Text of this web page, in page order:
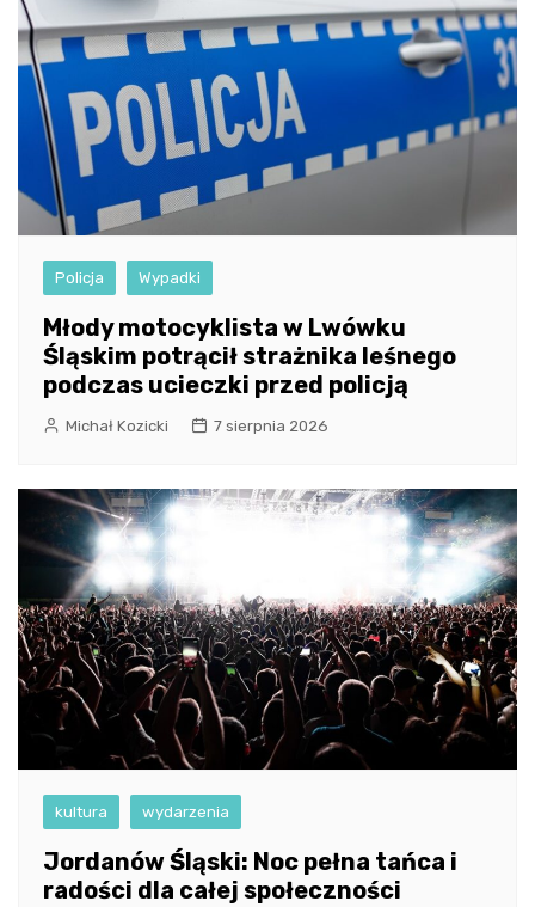
Policja Wypadki
Młody motocyklista w Lwówku
Śląskim potrącił strażnika leśnego
podczas ucieczki przed policją
Michał Kozicki 7 sierpnia 2026
kultura wydarzenia
Jordanów Śląski: Noc pełna tańca i
radości dla całej społeczności